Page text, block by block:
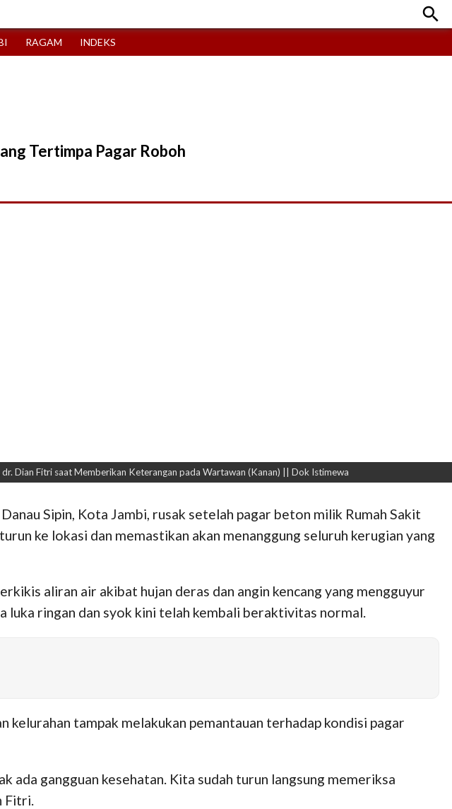

RAGAM INDEKS
Tertimpa Pagar Roboh
Dian Fitri saat Memberikan Keterangan pada Wartawan (Kanan) || Dok Istimewa
Sipin, Kota Jambi, rusak setelah pagar beton milik Rumah Sakit
ke lokasi dan memastikan akan menanggung seluruh kerugian yang
aliran air akibat hujan deras dan angin kencang yang mengguyur
luka ringan dan syok kini telah kembali beraktivitas normal.
kelurahan tampak melakukan pemantauan terhadap kondisi pagar
ada gangguan kesehatan. Kita sudah turun langsung memeriksa
Fitri.